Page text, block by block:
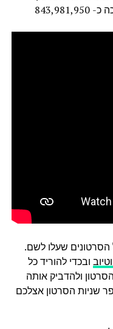
"צ'רלי נשך לי את האצבע" שצבר עד כה כ- 843,981,950
הסרטונים שעלו לשם.
ובכדי להוריד כל
ולהדביק אותה
שניות הסרטון אצלכם